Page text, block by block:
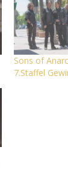
Sons of
7.Staffel